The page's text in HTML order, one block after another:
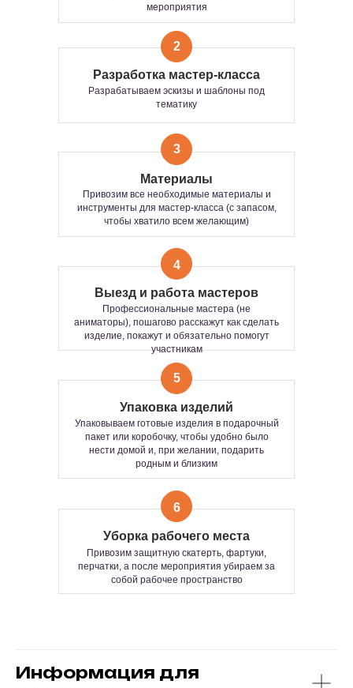
мероприятия
Разработка мастер-класса
Разрабатываем эскизы и шаблоны под
тематику
2
Материалы
Привозим все необходимые материалы и
инструменты для мастер-класса (с запасом,
чтобы хватило всем желающим)
3
Выезд и работа мастеров
Профессиональные мастера (не
аниматоры), пошагово расскажут как сделать
изделие, покажут и обязательно помогут
участникам
4
Упаковка изделий
Упаковываем готовые изделия в подарочный
пакет или коробочку, чтобы удобно было
нести домой и, при желании, подарить
родным и близким
5
Уборка рабочего места
Привозим защитную скатерть, фартуки,
перчатки, а после мероприятия убираем за
собой рабочее пространство
6
Информация для
МАСТЕР-КЛАССА
ВОЗМОЖНЫЕ ФОРМАТЫ
Групповой Интерактивный
ИНТЕРАКТИВНЫЙ
ИНТЕРАКТИВНАЯ
ТВОРЧЕСКАЯ ЗОНА, ГДЕ
УЧАСТИЕ ПРОИСХОДИТ
В РЕЖИМЕ
СВОБОДНОГО
запросу, в зависимости от
продолжительности и количества
участников мероприятия
Время изготовления одного изделия
Количество часов работы и
количество участников не
ограничено.
ГРУППОВОЙ ФОРМАТ
Тот самый формат, где участвуют все —
. Когда хочется не просто
общего драйва, эмоций и
.
Сколько человек?
Мастер-класс пройдет одинаково ярко для
От камерной встречи до большого
фестиваля — умеем всё.
Формат подходит:
— как основа всего мероприятия
— или как классное дополнение к основной
от 1 до 3 часов —
зависит от формата мастер-класса и ваших